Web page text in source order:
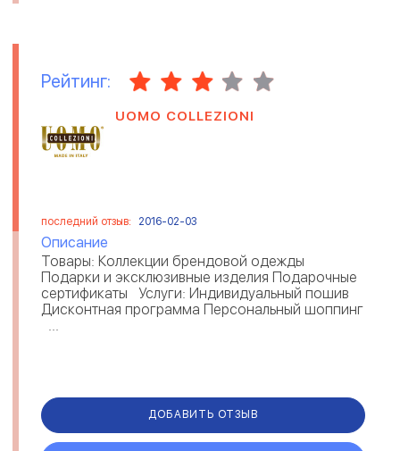
Рейтинг:
UOMO COLLEZIONI
последний отзыв: 2016-02-03
Описание
Товары: Коллекции брендовой одежды
Подарки и эксклюзивные изделия Подарочные
сертификаты Услуги: Индивидуальный пошив
Дисконтная программа Персональный шоппинг
ДОБАВИТЬ ОТЗЫВ